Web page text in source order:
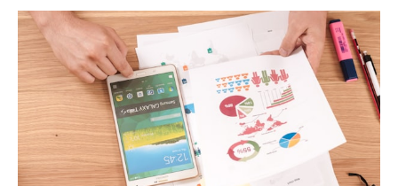
manera sencilla y efectiva, asegurando que cumplas
con todas tus obligaciones fiscales y evites